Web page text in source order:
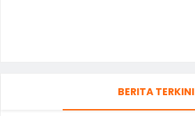
BERITA TERKINI